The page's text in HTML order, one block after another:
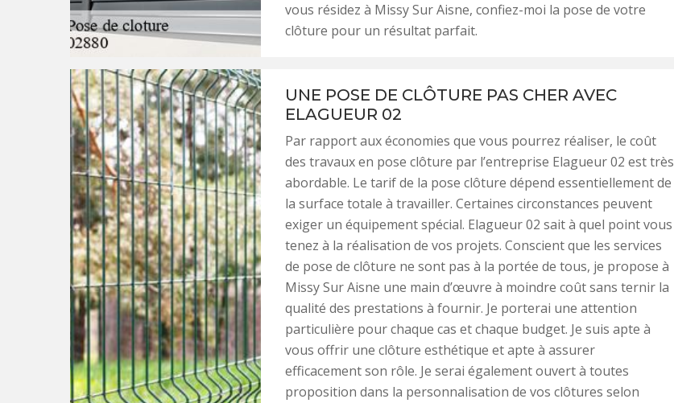
vous résidez à Missy Sur Aisne, confiez-moi la pose de votre
clôture pour un résultat parfait.
UNE POSE DE CLÔTURE PAS CHER AVEC
ELAGUEUR 02
Par rapport aux économies que vous pourrez réaliser, le coût
des travaux en pose clôture par l’entreprise Elagueur 02 est très
abordable. Le tarif de la pose clôture dépend essentiellement de
la surface totale à travailler. Certaines circonstances peuvent
exiger un équipement spécial. Elagueur 02 sait à quel point vous
tenez à la réalisation de vos projets. Conscient que les services
de pose de clôture ne sont pas à la portée de tous, je propose à
Missy Sur Aisne une main d’œuvre à moindre coût sans ternir la
qualité des prestations à fournir. Je porterai une attention
particulière pour chaque cas et chaque budget. Je suis apte à
vous offrir une clôture esthétique et apte à assurer
efficacement son rôle. Je serai également ouvert à toutes
proposition dans la personnalisation de vos clôtures selon